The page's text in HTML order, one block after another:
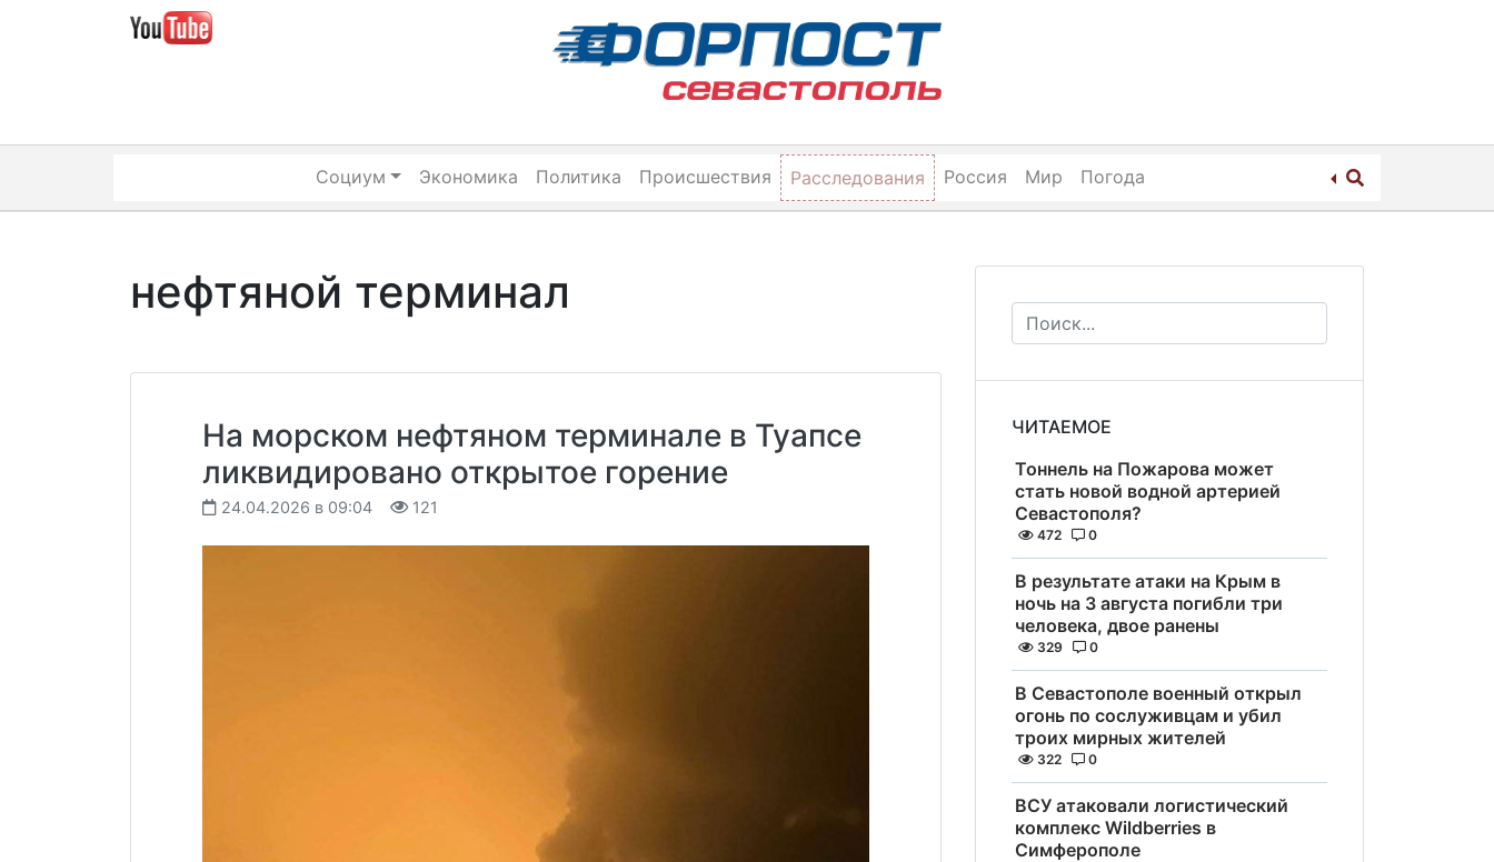
Социум Экономика Политика Происшествия Расследования Россия Мир Погода
нефтяной терминал
На морском нефтяном терминале в Туапсе
ликвидировано открытое горение
24.04.2026 в 09:04 121
ЧИТАЕМОЕ
Тоннель на Пожарова может
стать новой водной артерией
Севастополя?
472 0
В результате атаки на Крым в
ночь на 3 августа погибли три
человека, двое ранены
329 0
В Севастополе военный открыл
огонь по сослуживцам и убил
троих мирных жителей
322 0
ВСУ атаковали логистический
комплекс Wildberries в
Симферополе